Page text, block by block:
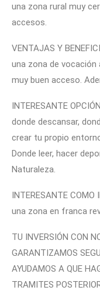
una zona rural muy
accesos.
VENTAJAS Y
una zona de vocación
muy buen acceso.
INTERESANTE
donde descansar,
crear tu propio
Donde leer, hacer
Naturaleza.
INTERESANTE
una zona en franca
TU INVERSIÓN CON
GARANTIZAMOS
AYUDAMOS A QUE
TRAMITES